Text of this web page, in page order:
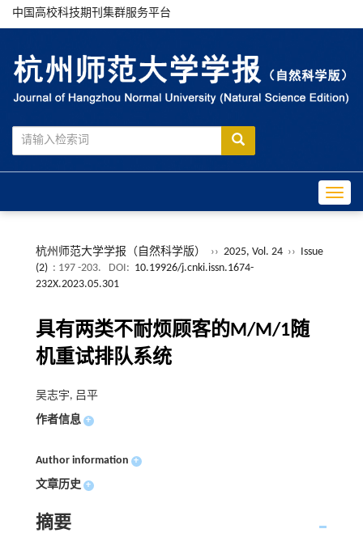
中国高校科技期刊集群服务平台
杭州师范大学学报（自然科学版） ›› 2025, Vol. 24 ›› Issue
(2) : 197 -203. DOI: 10.19926/j.cnki.issn.1674-
232X.2023.05.301
具有两类不耐烦顾客的M/M/1随
机重试排队系统
吴志宇, 吕平
作者信息 +
Author information +
文章历史 +
摘要